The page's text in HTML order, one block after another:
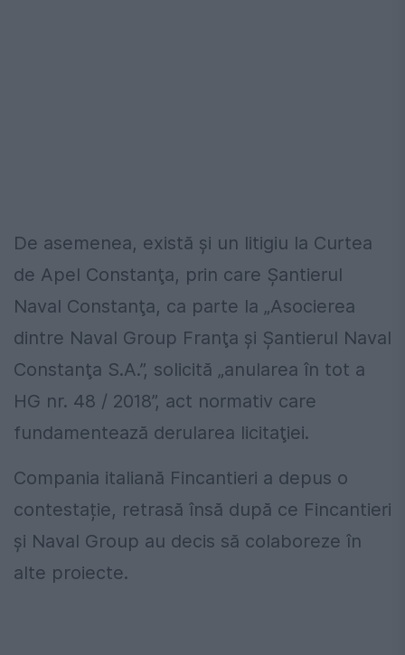
De asemenea, există şi un litigiu la Curtea
de Apel Constanţa, prin care Şantierul
Naval Constanţa, ca parte la „Asocierea
dintre Naval Group Franţa şi Şantierul Naval
Constanţa S.A.”, solicită „anularea în tot a
HG nr. 48 / 2018”, act normativ care
fundamentează derularea licitaţiei.
Compania italiană Fincantieri a depus o
contestație, retrasă însă după ce Fincantieri
și Naval Group au decis să colaboreze în
alte proiecte.